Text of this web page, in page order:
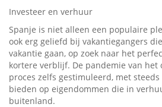
Investeer en verhuur
Spanje is niet alleen een populaire
ook erg geliefd bij vakantiegangers
vakantie gaan, op zoek naar het
kortere verblijf. De pandemie van
proces zelfs gestimuleerd, met
bieden op eigendommen die in
buitenland.